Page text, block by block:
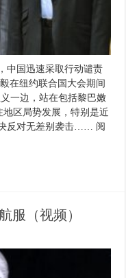
中国迅速采取行动谴责
在纽约联合国大会期间
一边，站在包括黎巴嫩
区局势发展，特别是近
反对无差别袭击…… 阅
服（视频）